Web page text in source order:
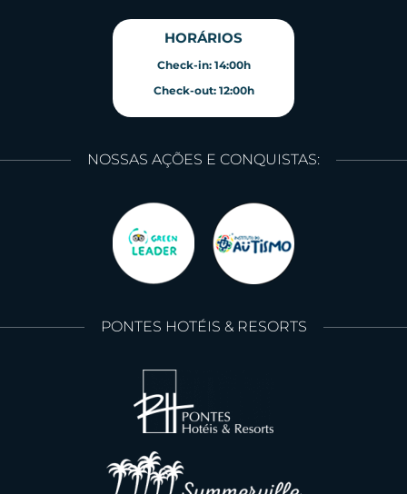
HORÁRIOS
Check-in: 14:00h
Check-out: 12:00h
NOSSAS AÇÕES E CONQUISTAS:
PONTES HOTÉIS & RESORTS